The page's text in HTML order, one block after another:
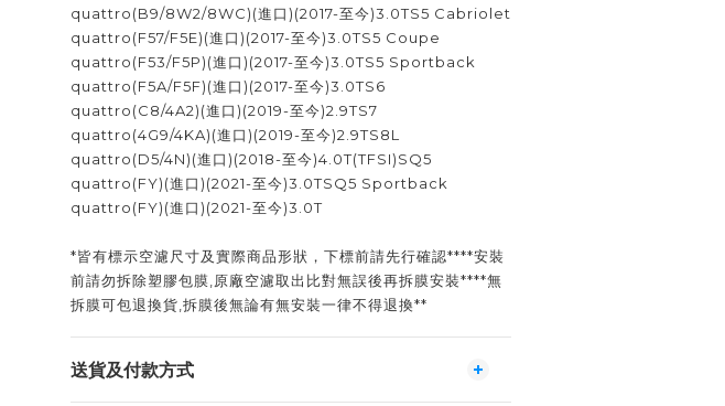
quattro(B9/8W2/8WC)(進口)(2017-至今)3.0TS5 Cabriolet
quattro(F57/F5E)(進口)(2017-至今)3.0TS5 Coupe
quattro(F53/F5P)(進口)(2017-至今)3.0TS5 Sportback
quattro(F5A/F5F)(進口)(2017-至今)3.0TS6
quattro(C8/4A2)(進口)(2019-至今)2.9TS7
quattro(4G9/4KA)(進口)(2019-至今)2.9TS8L
quattro(D5/4N)(進口)(2018-至今)4.0T(TFSI)SQ5
quattro(FY)(進口)(2021-至今)3.0TSQ5 Sportback
quattro(FY)(進口)(2021-至今)3.0T
*皆有標示空濾尺寸及實際商品形狀，下標前請先行確認****安裝
前請勿拆除塑膠包膜,原廠空濾取出比對無誤後再拆膜安裝****無
拆膜可包退換貨,拆膜後無論有無安裝一律不得退換**
送貨及付款方式